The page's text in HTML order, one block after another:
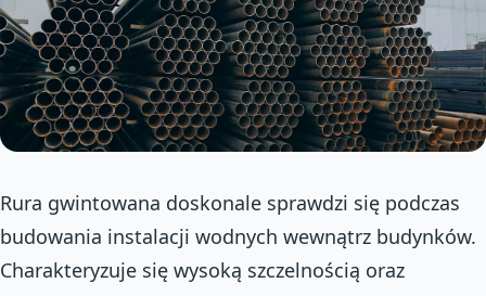
Rura gwintowana doskonale sprawdzi się podczas
budowania instalacji wodnych wewnątrz budynków.
Charakteryzuje się wysoką szczelnością oraz